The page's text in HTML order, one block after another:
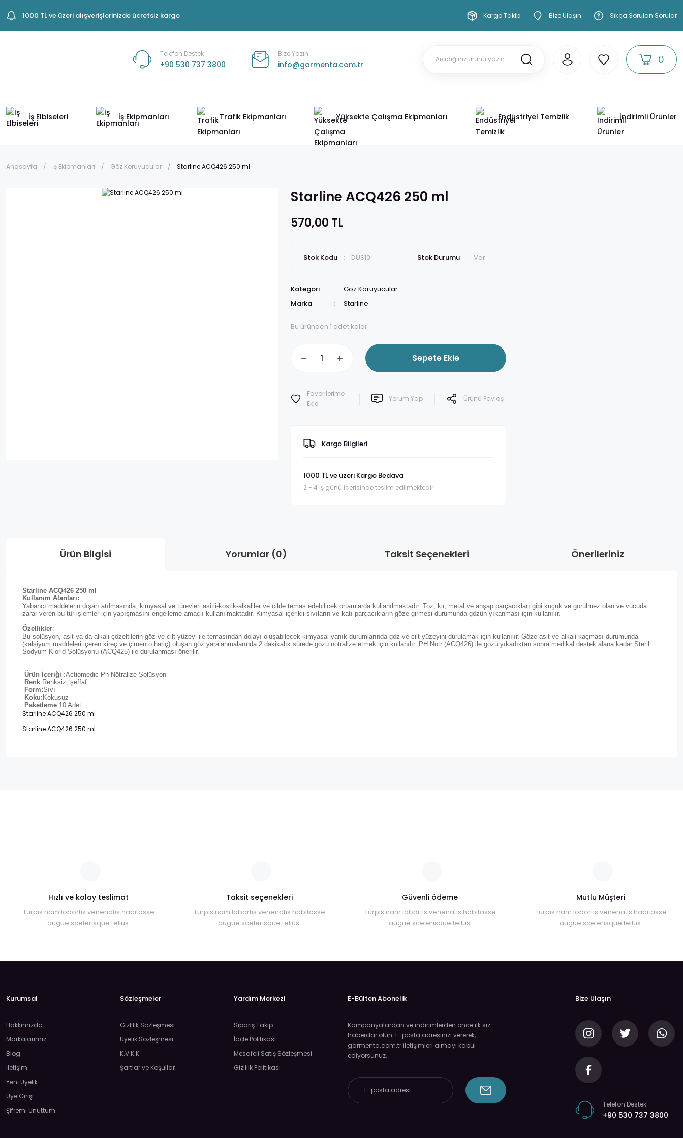
1000 TL ve üzeri alışverişlerinizde ücretsiz kargo Kargo Takip Bize Ulaşın Sıkça Sorulan Sorular
Telefon Destek
+90 530 737 3800
Bize Yazın
info@garmenta.com.tr
İş Elbiseleri İş Ekipmanları Trafik Ekipmanları Yüksekte Çalışma Ekipmanları Endüstriyel Temizlik İndirimli Ürünler
Anasayfa İş Ekipmanları Göz Koruyucular Starline ACQ426 250 ml
Starline ACQ426 250 ml
570,00 TL
Stok Kodu DUS10 Stok Durumu Var
Kategori
Göz Koruyucular
Marka
Starline
Bu üründen 1 adet kaldı.
Sepete Ekle
Yorum Yap Ürünü Paylaş
Kargo Bilgileri
1000 TL ve üzeri Kargo Bedava
2 - 4 iş günü içerisinde teslim edilmektedir.
Ürün Bilgisi Yorumlar (0) Taksit Seçenekleri Önerileriniz
Starline ACQ426 250 ml
Kullanım Alanları:
Yabancı maddelerin dışarı atılmasında, kimyasal ve türevleri asitli-kostik-alkaliler ve cilde temas edebilicek ortamlarda kullanılmaktadır. Toz, kir, metal ve ahşap parçacıkları gibi küçük ve görülmez olan ve vücuda
zarar veren bu tür işlemler için yapışmasını engelleme amaçlı kullanılmaktadır. Kimyasal içerikli sıvıların ve katı parçacıkların göze girmesi durumunda gözün yıkanması için kullanılır.
Özellikler:
Bu solüsyon, asit ya da alkali çözeltilerin göz ve cilt yüzeyi ile temasından dolayı oluşabilecek kimyasal yanık durumlarında göz ve cilt yüzeyini durulamak için kullanılır. Göze asit ve alkali kaçması durumunda
(kalsiyum maddeleri içeren kireç ve çimento hariç) oluşan göz yaralanmalarında 2 dakikalık sürede gözü nötralize etmek için kullanılır. PH Nötr (ACQ426) ile gözü yıkadıktan sonra medikal destek alana kadar Steril
Sodyum Klorid Solüsyonu (ACQ425) ile durulanması önerilir.
Ürün İçeriği :Actiomedic Ph Nötralize Solüsyon
Renk:Renksiz, şeffaf
Form:Sıvı
Koku:Kokusuz
Paketleme:10 Adet
Starline ACQ426 250 ml
Starline ACQ426 250 ml
Hızlı ve kolay teslimat
Turpis nam lobortis venenatis habitasse
augue scelerisque tellus.
Taksit seçenekleri
Turpis nam lobortis venenatis habitasse
augue scelerisque tellus.
Güvenli ödeme
Turpis nam lobortis venenatis habitasse
augue scelerisque tellus.
Mutlu Müşteri
Turpis nam lobortis venenatis habitasse
augue scelerisque tellus.
Kurumsal
Hakkımızda
Markalarımız
Blog
İletişim
Yeni Üyelik
Üye Girişi
Şifremi Unuttum
Sözleşmeler
Gizlilik Sözleşmesi
Üyelik Sözleşmesi
K.V.K.K
Şartlar ve Koşullar
Yardım Merkezi
Sipariş Takip
İade Politikası
Mesafeli Satış Sözleşmesi
Gizlilik Politikası
E-Bülten Abonelik
Kampanyalardan ve indirimlerden önce ilk siz
haberdar olun. E-posta adresinizi vererek,
garmenta.com.tr iletişimleri almayı kabul
ediyorsunuz.
Bize Ulaşın
Telefon Destek
+90 530 737 3800